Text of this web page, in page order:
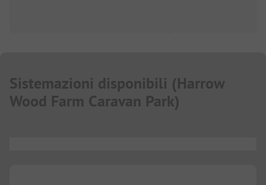
Sistemazioni disponibili (Harrow
Wood Farm Caravan Park)